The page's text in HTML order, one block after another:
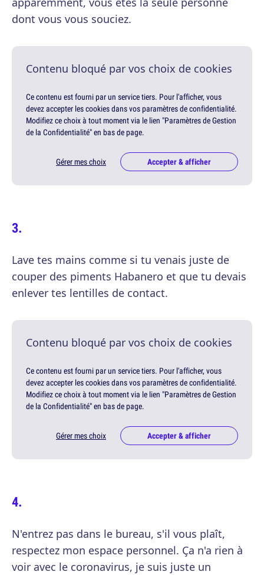
dont vous vous souciez.
Contenu bloqué par vos choix de cookies
Ce contenu est fourni par un service tiers. Pour l'afficher, vous
devez accepter les cookies dans vos paramètres de confidentialité.
Modifiez ce choix à tout moment via le lien "Paramètres de Gestion
de la Confidentialité" en bas de page.
Gérer mes choix Accepter & afficher
Lave tes mains comme si tu venais juste de
couper des piments Habanero et que tu devais
enlever tes lentilles de contact.
Contenu bloqué par vos choix de cookies
Ce contenu est fourni par un service tiers. Pour l'afficher, vous
devez accepter les cookies dans vos paramètres de confidentialité.
Modifiez ce choix à tout moment via le lien "Paramètres de Gestion
de la Confidentialité" en bas de page.
Gérer mes choix Accepter & afficher
N'entrez pas dans le bureau, s'il vous plaît,
respectez mon espace personnel. Ça n'a rien à
voir avec le coronavirus, je suis juste un